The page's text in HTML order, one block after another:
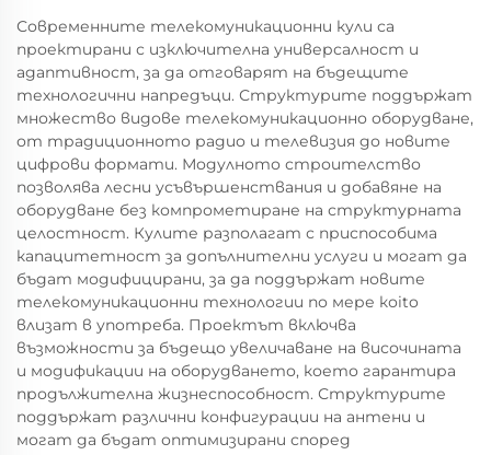
Современните телекомуникационни кули са
проектирани с изключителна универсалност и
адаптивност, за да отговарят на бъдещите
технологични напредъци. Структурите поддържат
множество видове телекомуникационно оборудване,
от традиционното радио и телевизия до новите
цифрови формати. Модулното строителство
позволява лесни усъвършенствания и добавяне на
оборудване без компрометиране на структурната
целостност. Кулите разполагат с приспособима
капацитетност за допълнителни услуги и могат да
бъдат модифицирани, за да поддържат новите
телекомуникационни технологии по мере коito
влизат в употреба. Проектът включва
възможности за бъдещо увеличаване на височината
и модификации на оборудването, което гарантира
продължителна жизнеспособност. Структурите
поддържат различни конфигурации на антени и
могат да бъдат оптимизирани според